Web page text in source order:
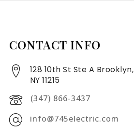
CONTACT INFO
128 10th St Ste A Brooklyn,
NY 11215
(347) 866-3437
info@745electric.com